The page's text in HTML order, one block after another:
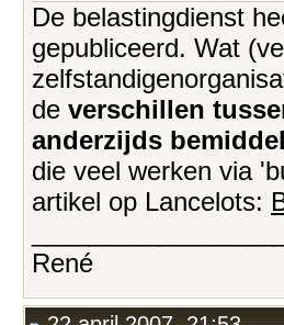
De belastingdienst
gepubliceerd. Wat
de verschillen
anderzijds
die veel werken via
artikel op Lancelots:
René